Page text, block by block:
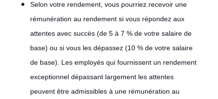
Selon votre rendement, vous pourriez recevoir une
rémunération au rendement si vous répondez aux
attentes avec succès (de 5 à 7 % de votre salaire de
base) ou si vous les dépassez (10 % de votre salaire
de base). Les employés qui fournissent un rendement
exceptionnel dépassant largement les attentes
peuvent être admissibles à une rémunération au